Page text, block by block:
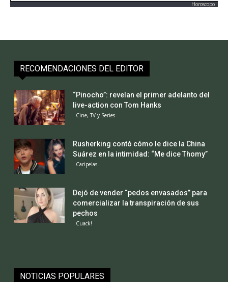
Horoscopo
RECOMENDACIONES DEL EDITOR
“Pinocho”: revelan el primer adelanto del
live-action con Tom Hanks
Cine, TV y Series
Rusherking contó cómo le dice la China
Suárez en la intimidad: “Me dice Thomy”
Caripelas
Dejó de vender “pedos envasados” para
comercializar la transpiración de sus
pechos
Cuack!
NOTICIAS POPULARES